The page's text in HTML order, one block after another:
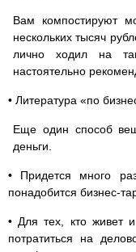
Вам компостируют
нескольких тысяч
лично ходил на
настоятельно
• Литература «по
Еще один способ
деньги.
• Придется много
понадобится бизнес-
• Для тех, кто живет
потратиться на